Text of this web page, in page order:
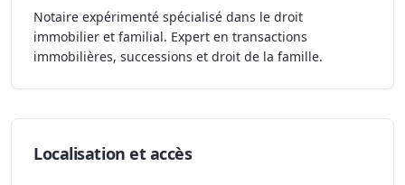
Notaire expérimenté spécialisé dans le droit
immobilier et familial. Expert en transactions
immobilières, successions et droit de la famille.
Localisation et accès